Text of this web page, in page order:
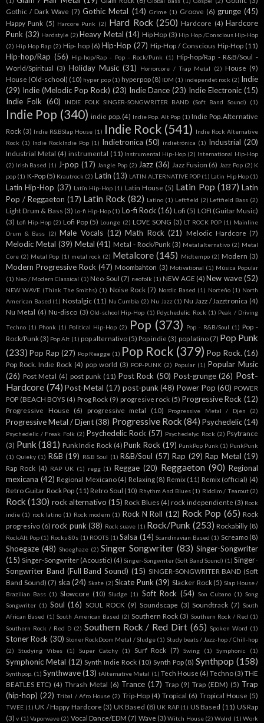
Gothic / Dark Wave (7) Gothic Metal (14) Grime (1) Groove (6) grunge (45)
Happy Punk (5) Harcore Punk (2) Hard Rock (250) Hardcore (4) Hardcore
Punk (32) Hardstyle (2) Heavy Metal (14) Hip Hop (3) Hip Hop /Conscious Hip-Hop
(2) Hip Hop Rap (2) Hip- hop (6) Hip-Hop (27) Hip-Hop / Conscious Hip-Hop (11)
Hip-hop/Rap (56) Hip-hop/Rap - Pop - Rock/Punk (1) Hip-hop/Rap - R&B/Soul -
World/Spiritual (3) Holiday Music (31) Horrorcore / Trap Metal (2) House (9)
House (Old-school) (10) hyper pop (1) hyperpop (8) IDM (1) independet rock (2) Indie
(29) Indie (Melodic Pop Rock) (23) Indie Dance (23) Indie Electronic (15)
Indie Folk (60) INDIE FOLK SINGER-SONGWRITER BAND (Soft Band Sound) (1)
Indie Pop (340) indie pop. (4) Indie Pop. Alt Pop (1) Indie Pop. Alternative
Rock (3) Indie R&BSlap House (1) Indie Rock (541) Indie Rock Alternative
Rock (1) Indie RockIndie Pop (1) Indietronica (50) indietrónica (1) Industrial (20)
Industrial Metal (4) instrumental (11) Instrumental Hip-Hop (2) International Hip-Hop
(2) Irish Based (1) J-pop (17) Jangle Pop (2) Jazz (36) Jazz Fusion (6) Jazz Pop (2) K
pop (1) K-Pop (5) Krautrock (2) Latin (13) LATIN ALTERNATIVE POP (1) Latin Hip Hop (1)
Latin Hip-Hop (37) Latín Hip-Hop (1) Latin House (5) Latin Pop (187) Latin
Pop / Reggaeton (17) Latin Rock (82) Latino (1) Leftfield (2) Leftfield Bass (2)
Light Drum & Bass (3) Lo-fi Hip-Hop (1) Lo-fi Rock (16) Lofi (5) LOFI (Guitar Music)
(3) Lofi Hip-Hop (2) Lofi Pop (5) Lounge (2) LOVE SONG (3) LT ROCK POP (1) Mainline
Drum & Bass (2) Male Vocals (12) Math Rock (21) Melodic Hardcore (7)
Melodic Metal (39) Metal (41) Metal - Rock/Punk (3) Metal alternativo (2) Metal
Core (2) Metal Pop (1) metal rock (2) Metalcore (145) Midtempo (2) Modern (3)
Modern Progressive Rock (47) Moombahton (3) Motivational (1) Música Popular
(1) Neo / Modern Classical (1) Neo-Soul (7) neofolk (1) NEW AGE (4) New wave (52)
NEW WAVE (Think The Smiths) (1) Noise Rock (7) Nordic Based (1) Norteño (1) North
American Based (1) Nostalgic (11) Nu Cumbia (2) Nu Jazz (1) Nu Jazz / Jazztronica (4)
Nu Metal (4) Nu-disco (3) Old-school Hip-Hop (1) Pdychedelic Rock (1) Peak / Driving
Techno (1) Phonk (1) Political Hip-Hop (2) Pop (373) Pop - R&B/Soul (1) Pop -
Rock/Punk (3) Pop Alt (1) pop alternativo (5) Pop indie (3) pop latino (7) Pop Punk
(233) Pop Rap (27) Pop Reagge (1) Pop Rock (379) Pop Rock. (16)
Pop Rock. Indie Rock (4) pop world (3) POP-PUNK (2) Popular (1) Popular Music
(26) Post Metal (4) post punk (11) Post Rock (50) Post-grunge (26) Post-
Hardcore (74) Post-Metal (17) post-punk (48) Power Pop (60) POWER
POP (BEACH BOYS (4) Prog Rock (9) progresive rock (5) Progressive Rock (12)
Progressive House (6) progressive metal (10) Progressive Metal / Djen (2)
Progressive Metal / Djent (38) Progressive Rock (84) Psychedelic(14)
Psychedelic / Freak Folk (2) Psychedelic Rock (57) Psychedelyc Rock (2) Psytrance
(3) Punk (181) Punk Indie Rock (4) Punk Rock (19) PunkPop Punk (1) PunkPunk
(1) Quieky (1) R&B (19) R&B Soul (1) R&B/Soul (57) Rap (29) Rap Metal (19)
Rap Rock (4) RAP UK (1) regg (1) Reggae (20) Reggaeton (90) Regional
mexicana (42) Regional Mexicano (4) Relaxing (8) Remix (11) Remix (official) (4)
Retro Guitar Rock Pop (11) Retro Soul (10) Rhythm And Blues (1) Riddim / Tearout (2)
Rock (130) rock alternativo (15) Rock Blues (4) rock independiente (3) Rock
indie (1) rock latino (1) Rock modern (1) Rock N Roll (12) Rock Pop (65) Rock
progresivo (6) rock punk (38) Rock suave (1) Rock/Punk (253) Rockabilly (8)
RockAlt Pop (1) Rocks 80s (1) ROOTS (1) Salsa (14) Scandinavian Based (1) Screamo (8)
Shoegaze (48) Shoeghaze (2) Singer Songwriter (83) Singer-Songwriter
(15) Singer-Songwriter (Acoustic) (4) Singer-Songwriter (Soft Band Sound) (1) Singer-
Songwriter Band (Full Band Sound) (15) SINGER-SONGWRITER BAND (Soft
Band Sound) (7) ska (24) Skate (2) Skate Punk (39) Slacker Rock (5) Slap House /
Brazilian Bass (1) Slowcore (10) Sludge (1) Soft Rock (54) Son Cubano (1) Song
Songwriter (1) Soul (16) SOUL ROCK (9) Soundscape (3) Soundtrack (7) South
African Based (1) South American Based (2) Southern Rock (3) Southern Rock / Red (1)
Southern Rock / Red D (2) Southern Rock / Red Dirt (65) Spoken Word (1)
Stoner Rock (30) Stoner RockDoom Metal / Sludge (1) Study beats / Jazz-hop / Chill-hop
(2)
Studying Vibes (1) Super Catchy (1) Surf Rock (7) Swing (1) Symphonic (1)
Symphonic Metal (12) Synth Indie Rock (10) Synth Pop (8) Synthpop (158)
Synthpop. (1) Synthwave (13) tAlternative Metal (1) Tech House (4) Techno (3) THE
BEATLES ETC) (4) Thrash Metal (6) Trance (17) Trap (9) Trap (EDM) (5) Trap
(hip-hop) (22) Tribal / Afro House (2) Trip-Hop (4) Tropical (6) Tropical House (5)
TWEE (1) UK / Happy Hardcore (3) UK Based (8) UK RAP (1) US Based (11) US Rap
(3) v (1) Vaporwave (2) Vocal Dance/EDM (7) Wave (3) Witch House (2) Wolrd (1) Work